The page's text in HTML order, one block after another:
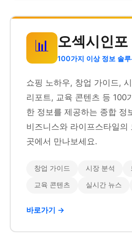
📊 오섹시인포
100가지 이상 정보 솔루
쇼핑 노하우, 창업 가이드,
리포트, 교육 콘텐츠 등 100
한 정보를 제공하는 종합 정
비즈니스와 라이프스타일의
곳에서 만나보세요.
창업 가이드 시장 분석
교육 콘텐츠 실시간 뉴스
바로가기 →